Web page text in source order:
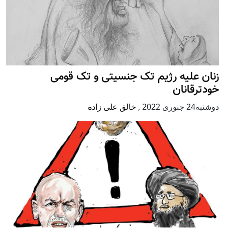
زنان علیه رژيم تک جنسیتی و تک قومی
خودترقانان
دوشنبه24 جنوری 2022 , خالق علی زاده